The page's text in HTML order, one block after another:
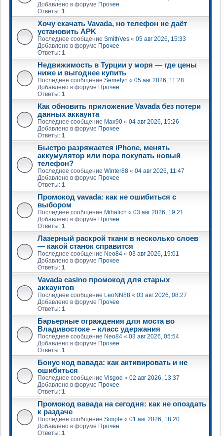
Добавлено в форуме Прочее
Ответы: 1
Хочу скачать Vavada, но телефон не даёт
установить APK
Последнее сообщение SmithVes « 05 авг 2026, 15:33
Добавлено в форуме Прочее
Ответы: 1
Недвижимость в Турции у моря — где цены
ниже и выгоднее купить
Последнее сообщение Semelyn « 05 авг 2026, 11:28
Добавлено в форуме Прочее
Ответы: 1
Как обновить приложение Vavada без потери
данных аккаунта
Последнее сообщение Max90 « 04 авг 2026, 15:26
Добавлено в форуме Прочее
Ответы: 1
Быстро разряжается iPhone, менять
аккумулятор или пора покупать новый
телефон?
Последнее сообщение Winter88 « 04 авг 2026, 11:47
Добавлено в форуме Прочее
Ответы: 1
Промокод vavada: как не ошибиться с
выбором
Последнее сообщение Mihalich « 03 авг 2026, 19:21
Добавлено в форуме Прочее
Ответы: 1
Лазерный раскрой ткани в несколько слоев
— какой станок справится
Последнее сообщение Neo84 « 03 авг 2026, 19:01
Добавлено в форуме Прочее
Ответы: 1
Vavada casino промокод для старых
аккаунтов
Последнее сообщение LeoNN88 « 03 авг 2026, 08:27
Добавлено в форуме Прочее
Ответы: 1
Барьерные ограждения для моста во
Владивостоке – класс удержания
Последнее сообщение Neo84 « 03 авг 2026, 05:54
Добавлено в форуме Прочее
Ответы: 1
Бонус код вавада: как активировать и не
ошибиться
Последнее сообщение Visgod « 02 авг 2026, 13:37
Добавлено в форуме Прочее
Ответы: 1
Промокод вавада на сегодня: как не опоздать
к раздаче
Последнее сообщение Simple « 01 авг 2026, 18:20
Добавлено в форуме Прочее
Ответы: 1